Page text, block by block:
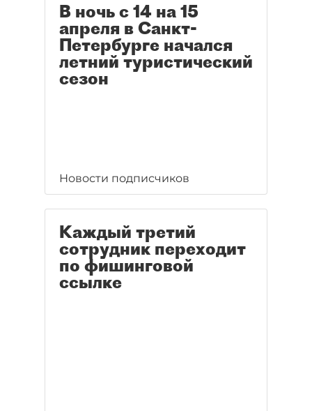
В ночь с 14 на 15
апреля в Санкт-
Петербурге начался
летний туристический
сезон
Новости подписчиков
Каждый третий
сотрудник переходит
по фишинговой
ссылке